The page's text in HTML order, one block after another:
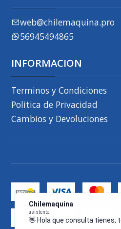
asistente
👋 Hola que consulta tienes, te
responderemos a la
web@chilemaquina.pro
56945494865
INFORMACION
Terminos y Condiciones
Politica de Privacidad
Cambios y Devoluciones